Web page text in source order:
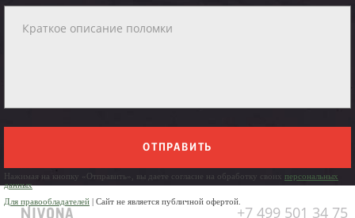
ОТПРАВИТЬ
Нажимая на кнопку «Отправить», вы даете согласие на обработку своих персональных
данных
Для правообладателей | Сайт не является публичной офертой.
+7 499 501 34 75